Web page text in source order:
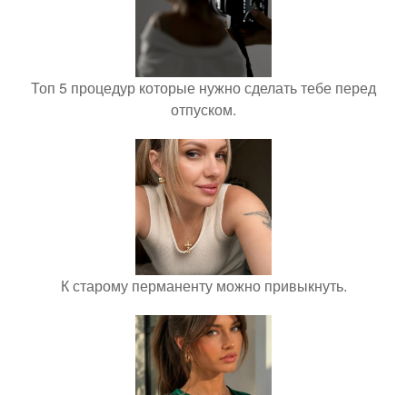
Топ 5 процедур которые нужно сделать тебе перед
отпуском.
К старому перманенту можно привыкнуть.